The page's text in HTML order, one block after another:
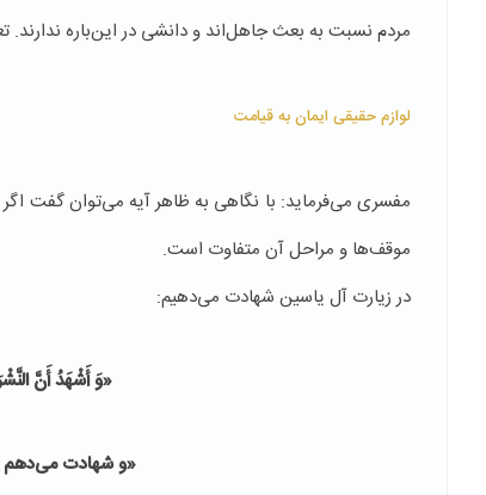
مردم نسبت به بعث جاهل‌اند و دانشی در این‌باره ندارند.
لوازم حقیقی ایمان به قیامت
مفسری می‌فرماید: با نگاهی به ظاهر آیه می‌توان گفت اگر
موقف‌ها و مراحل آن متفاوت است.
در زیارت آل یاسین شهادت می‌دهیم:
«وَ أَشْهَدُ أَنَّ
«و شهادت می‌دهم